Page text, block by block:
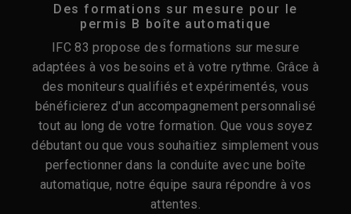
Des formations sur mesure pour le
permis B boîte automatique
IFC 83 propose des formations sur mesure
adaptées à vos besoins et à votre rythme. Grâce à
des moniteurs qualifiés et expérimentés, vous
bénéficierez d'un accompagnement personnalisé
tout au long de votre formation. Que vous soyez
débutant ou que vous souhaitiez simplement vous
perfectionner dans la conduite avec une boîte
automatique, notre équipe saura répondre à vos
attentes.